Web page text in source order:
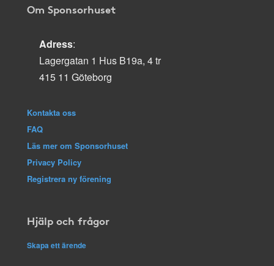
Om Sponsorhuset
Adress:
Lagergatan 1 Hus B19a, 4 tr
415 11 Göteborg
Kontakta oss
FAQ
Läs mer om Sponsorhuset
Privacy Policy
Registrera ny förening
Hjälp och frågor
Skapa ett ärende